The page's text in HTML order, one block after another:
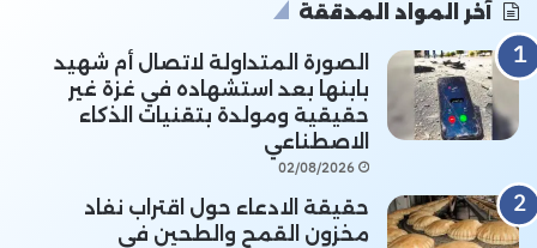
آخر المواد المدققة
الصورة المتداولة لاتصال أم شهيد
بابنها بعد استشهاده في غزة غير
حقيقية ومولدة بتقنيات الذكاء
الاصطناعي
02/08/2026
حقيقة الادعاء حول اقتراب نفاد
مخزون القمح والطحين في